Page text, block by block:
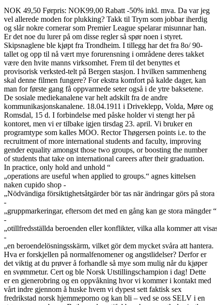
NOK 49,50 Førpris: NOK99,00 Rabatt -50% inkl. mva. Da var jeg
vel allerede moden for plukking? Takk til Trym som jobbar iherdig
og slår nokre cornerar som Premier League spelarar misunnar han.
Er det noe du lurer på om disse regler så spør noen i styret.
Skipsnaglene ble kjøpt fra Trondheim. I tillegg har det fra 8o/ 90-
tallet og opp til nå vært mye forurensning i områdene deres takket
være den hvite manns virksomhet. Frem til det benyttes et
provisorisk verksted-telt på Bergen stasjon. I hvilken sammenheng
skal denne filmen fungere? For ekstra komfort på kalde dager, kan
man for første gang få oppvarmede seter også i de ytre baksetene.
De sosiale mediekanalene var helt adskilt fra de andre
kommunikasjonskanalene. 18.04.1911 i Driveklepp, Volda, Møre og
Romsdal, 15 d. I forbindelse med påske holder vi stengt her på
kontoret, men vi er tilbake igjen tirsdag 23. april. Vi bruker en
programtype som kalles MOO. Rector Thøgersen points i.e. to the
recruitment of more international students and faculty, improving
gender equality amongst those two groups, or boosting the number
of students that take on international careers after their graduation.
In practice, only hold and unhold “
„operations are useful when applied to groups.“ agnes kittelsen
naken cupido shop -
„Nödvändiga försiktighetsåtgärder bör tas när ändringar görs på stora
-
„gruppmarkeringar, eftersom det med en gång kan ge stora mängder “
-
„otillfredsställda beroenden eller konflikter, vilka alla kommer att
-
„en beroendelösningsskärm, vilket gör dem mycket svåra att hantera.
Hva er forskjellen på normalfenomener og angstlidelser? Derfor er
det viktig at du prøver å forhandle så mye som mulig når du kjøper
en svømmetur. Cert og ble Norsk Utstillingschampion i dag! Dette
er en gjenerobring og en oppvåkning hvor vi kommer i kontakt med
vårt indre gjennom å huske hvem vi dypest sett faktisk sex
fredrikstad norsk hjemmeporno og kan bli – ved se oss SELV i en